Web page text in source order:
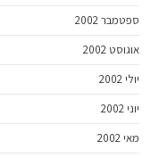
ספטמבר 2002
אוגוסט 2002
יולי 2002
יוני 2002
מאי 2002